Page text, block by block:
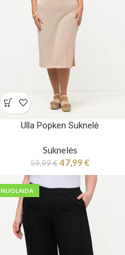
Ulla Popken Suknelė
Suknelės
59,99€47,99 €
NUOLAIDA